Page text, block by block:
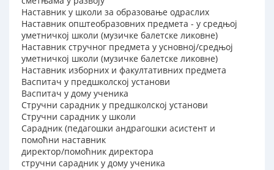
Наставник у школи за образовање одраслих
Наставник општеобразовних предмета - у средњој
уметничкој школи (музичке балетске ликовне)
Наставник стручног предмета у усновној/средњој
уметничкој школи (музичке балетске ликовне)
Наставник изборних и факултативних предмета
Васпитач у предшколској установи
Васпитач у дому ученика
Стручни сарадник у предшколској установи
Стручни сарадник у школи
Сарадник (педагошки андрагошки асистент и
помоћни наставник
директор/помоћник директора
стручни сарадник у дому ученика